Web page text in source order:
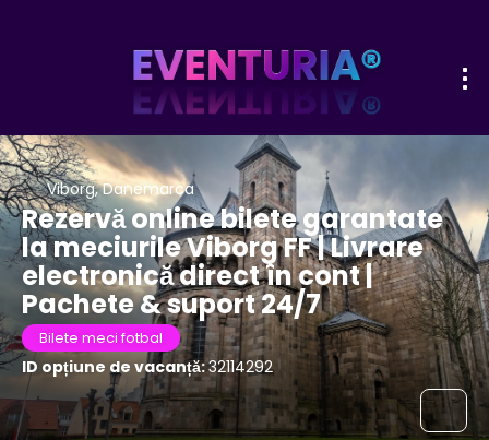
Viborg, Danemarca
Rezervă online bilete garantate
la meciurile Viborg FF | Livrare
electronică direct în cont |
Pachete & suport 24/7
Bilete meci fotbal
ID opțiune de vacanță:32114292